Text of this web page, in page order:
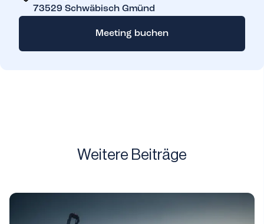
73529 Schwäbisch Gmünd
Meeting buchen
Weitere Beiträge